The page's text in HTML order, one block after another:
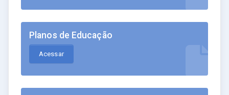
Planos de Educação
Acessar